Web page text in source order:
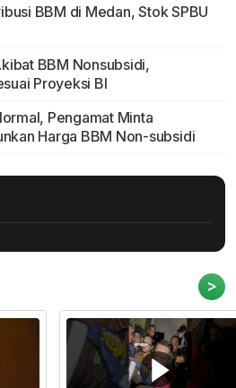
BBM di Medan, Stok SPBU
BBM Nonsubsidi,
Proyeksi BI
Pengamat Minta
Harga BBM Non-subsidi
>